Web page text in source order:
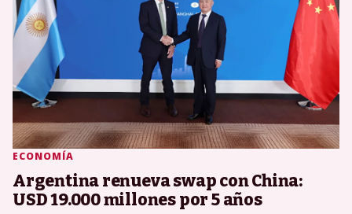
ECONOMÍA
Argentina renueva swap con China:
USD 19.000 millones por 5 años